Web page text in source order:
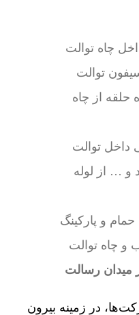
چاه توالت
توالت
حلقه از چاه
داخل توالت
و … از لوله
و پارکینگ
و چاه توالت
میدان رسالت
در زمینه بیرون